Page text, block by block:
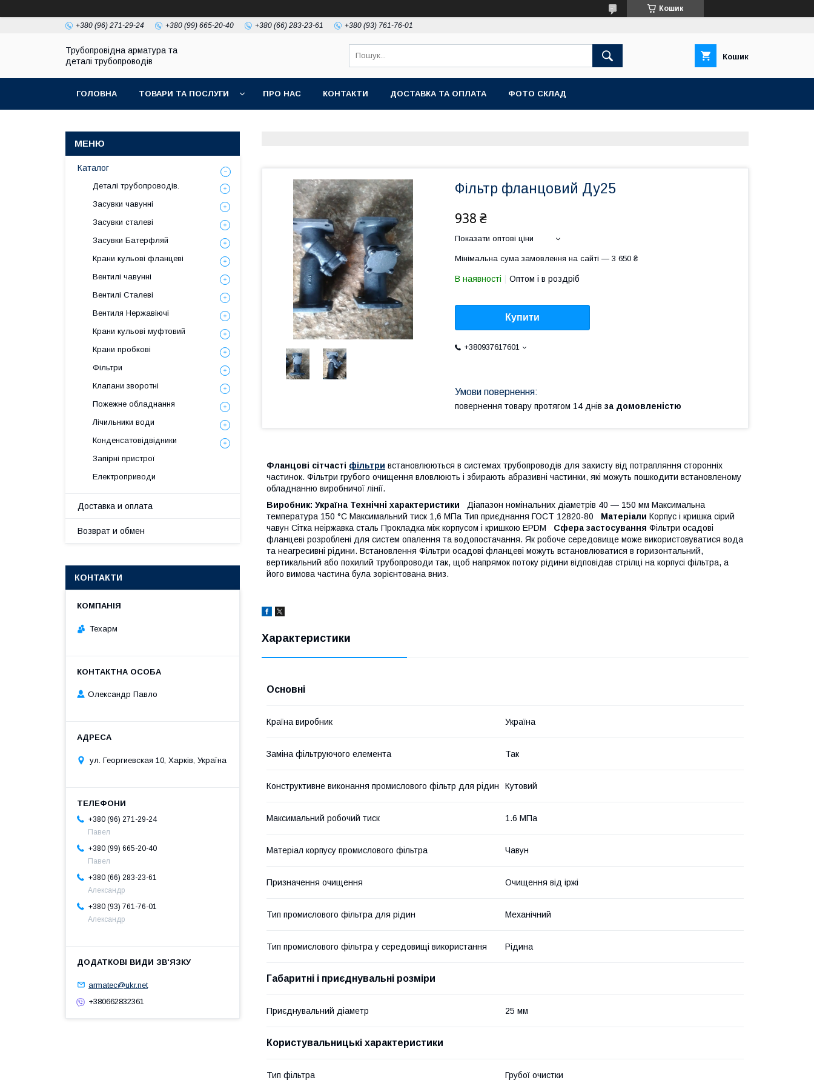
Кошик
+380 (96) 271-29-24 +380 (99) 665-20-40 +380 (66) 283-23-61 +380 (93) 761-76-01
Трубопровідна арматура та
деталі трубопроводів
Кошик
ГОЛОВНА ТОВАРИ ТА ПОСЛУГИ ПРО НАС КОНТАКТИ ДОСТАВКА ТА ОПЛАТА ФОТО СКЛАД
Фільтр фланцовий Ду25
938 ₴
Показати оптові ціни
Мінімальна сума замовлення на сайті — 3 650 ₴
В наявності Оптом і в роздріб
Купити
+380937617601
повернення товару протягом 14 днів за домовленістю
Фланцові сітчасті фільтри встановлюються в системах трубопроводів для захисту від потрапляння сторонніх
частинок. Фільтри грубого очищення вловлюють і збирають абразивні частинки, які можуть пошкодити встановленому
обладнанню виробничої лінії.
Виробник: Україна Технічні характеристики Діапазон номінальних діаметрів 40 — 150 мм Максимальна
температура 150 °C Максимальний тиск 1,6 МПа Тип приєднання ГОСТ 12820-80 Матеріали Корпус і кришка сірий
чавун Сітка неіржавка сталь Прокладка між корпусом і кришкою EPDM Сфера застосування Фільтри осадові
фланцеві розроблені для систем опалення та водопостачання. Як робоче середовище може використовуватися вода
та неагресивні рідини. Встановлення Фільтри осадові фланцеві можуть встановлюватися в горизонтальний,
вертикальний або похилий трубопроводи так, щоб напрямок потоку рідини відповідав стрілці на корпусі фільтра, а
його вимова частина була зорієнтована вниз.
Характеристики
Основні
Країна виробник Україна
Заміна фільтруючого елемента Так
Конструктивне виконання промислового фільтр для рідин Кутовий
Максимальний робочий тиск 1.6 МПа
Матеріал корпусу промислового фільтра Чавун
Призначення очищення Очищення від іржі
Тип промислового фільтра для рідин Механічний
Тип промислового фільтра у середовищі використання Рідина
Габаритні і приєднувальні розміри
Приєднувальний діаметр 25 мм
Користувальницькі характеристики
Тип фільтра Грубої очистки
Каталог
Деталі трубопроводів.
Засувки чавунні
Засувки сталеві
Засувки Батерфляй
Крани кульові фланцеві
Вентилі чавунні
Вентилі Сталеві
Вентиля Нержавіючі
Крани кульові муфтовий
Крани пробкові
Фільтри
Клапани зворотні
Пожежне обладнання
Лічильники води
Конденсатовідвідники
Запірні пристрої
Електроприводи
Доставка и оплата
Возврат и обмен
КОНТАКТИ
Техарм
Олександр Павло
ул. Георгиевская 10, Харків, Україна
+380 (96) 271-29-24
Павел
+380 (99) 665-20-40
Павел
+380 (66) 283-23-61
Александр
+380 (93) 761-76-01
Александр
armatec@ukr.net
+380662832361